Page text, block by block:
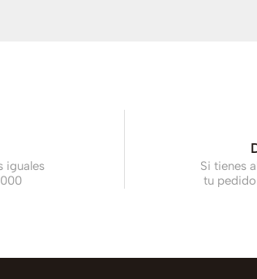
iguales
Si tienes
tu